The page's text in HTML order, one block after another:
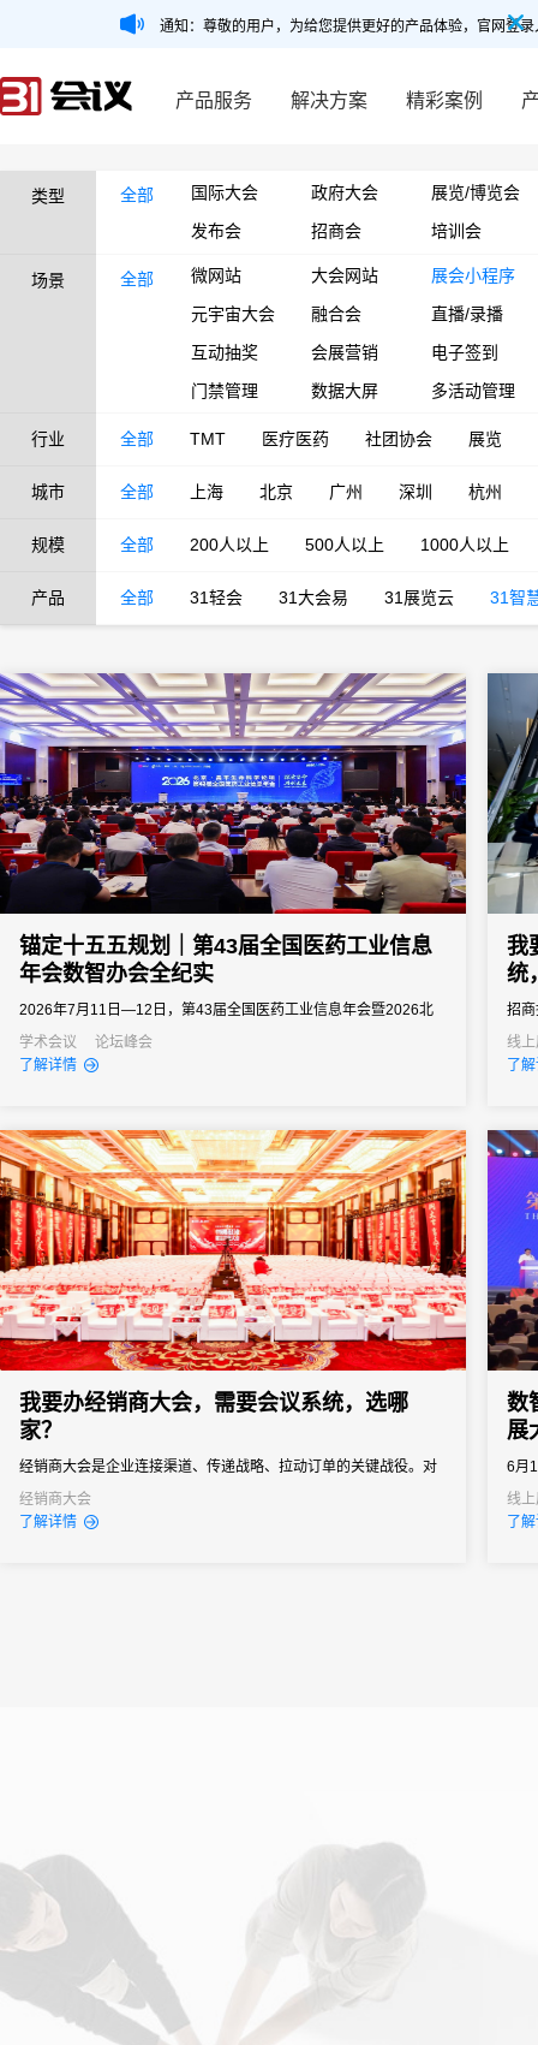
通知：尊敬的用户，为给您提供更好的产品体验，官网登
产品服务 解决方案 精彩案例
类型 全部 国际大会 政府大会
展览/博览会
发布会
招商会 培训会
场景 全部 微网站 大会网站
展会小程序
元宇宙大会
融合会
直播/录播
互动抽奖
会展营销
电子签到
门禁管理
数据大屏 多活动管理
行业 全部 TMT 医疗医药 社团协会 展览
城市 全部 上海 北京 广州 深圳 杭州
规模 全部 200人以上 500人以上 1000人以上
产品 全部 31轻会 31大会易 31展览云 31智
锚定十五五规划｜第43届全国医药工业信息
年会数智办会全纪实
2026年7月11日—12日，第43届全国医药工业信息年会暨2026北
京・昌平生命科学论坛落地北京昌平石油科技交流中心。大会由北
京市经信局、北京市药监局、昌平区政府等多部门联合主办，中国
学术会议
论坛峰会
了解详情
我
统
招
投
界
会
线
了
我要办经销商大会，需要会议系统，选哪
家？
经销商大会是企业连接渠道、传递战略、拉动订单的关键战役。对
品牌商而言，它不只是“开一场会”，而是年度政策发布、销售目标分
解、渠道关系维护的核心节点。一场成功的经销商大会，能让经销
经销商大会
了解详情
数
展
6月
食
州
线
了